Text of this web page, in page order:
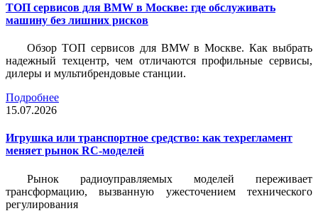
ТОП сервисов для BMW в Москве: где обслуживать
машину без лишних рисков
Обзор ТОП сервисов для BMW в Москве. Как выбрать
надежный техцентр, чем отличаются профильные сервисы,
дилеры и мультибрендовые станции.
Подробнее
15.07.2026
Игрушка или транспортное средство: как техрегламент
меняет рынок RC-моделей
Рынок радиоуправляемых моделей переживает
трансформацию, вызванную ужесточением технического
регулирования